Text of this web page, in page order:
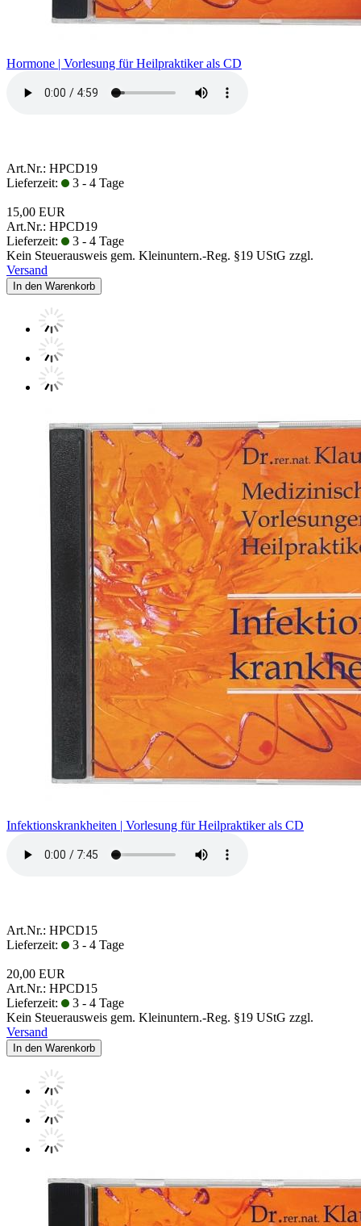
Hormone | Vorlesung für Heilpraktiker als CD
Art.Nr.: HPCD19
Lieferzeit:
3 - 4 Tage
15,00 EUR
Art.Nr.: HPCD19
Lieferzeit:
3 - 4 Tage
Kein Steuerausweis gem. Kleinuntern.-Reg. §19 UStG zzgl.
Versand
In den Warenkorb
Infektionskrankheiten | Vorlesung für Heilpraktiker als CD
Art.Nr.: HPCD15
Lieferzeit:
3 - 4 Tage
20,00 EUR
Art.Nr.: HPCD15
Lieferzeit:
3 - 4 Tage
Kein Steuerausweis gem. Kleinuntern.-Reg. §19 UStG zzgl.
Versand
In den Warenkorb